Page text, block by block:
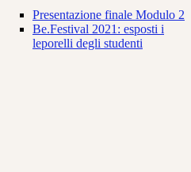
Presentazione finale Modulo 2
Be.Festival 2021: esposti i
leporelli degli studenti